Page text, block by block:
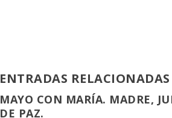
ENTRADAS
MAYO CON MARÍA. MADRE,
DE PAZ.